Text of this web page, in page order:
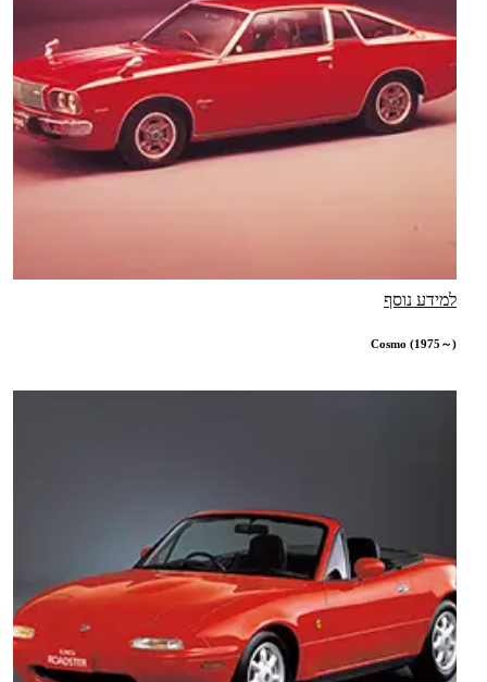
למידע נוסף
Cosmo (1975～)